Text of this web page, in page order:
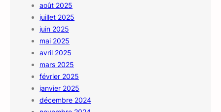
août 2025
juillet 2025
juin 2025
mai 2025
avril 2025
mars 2025
février 2025
janvier 2025
décembre 2024